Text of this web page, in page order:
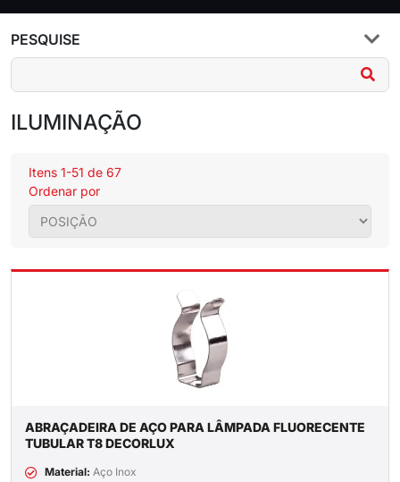
PESQUISE
ILUMINAÇÃO
Itens 1-51 de 67
Ordenar por
ABRAÇADEIRA DE AÇO PARA LÂMPADA FLUORECENTE
TUBULAR T8 DECORLUX
Material: Aço Inox